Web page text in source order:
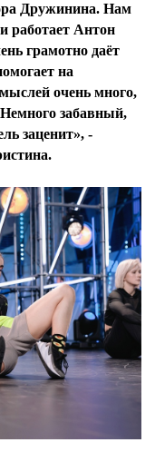
Дружинина. Нам
работает Антон
грамотно даёт
на
очень много,
забавный,
заценит», -